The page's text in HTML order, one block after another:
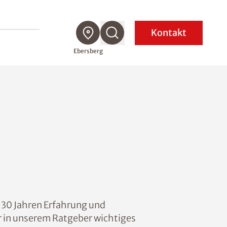
Ebersberg
Kontakt
Jahren Erfahrung und
unserem Ratgeber wichtiges